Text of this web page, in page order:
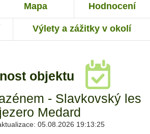
Mapa Hodnocení
Výlety a zážitky v okolí
objektu
- Slavkovský les
Medard
05.08.2026 19:13:25